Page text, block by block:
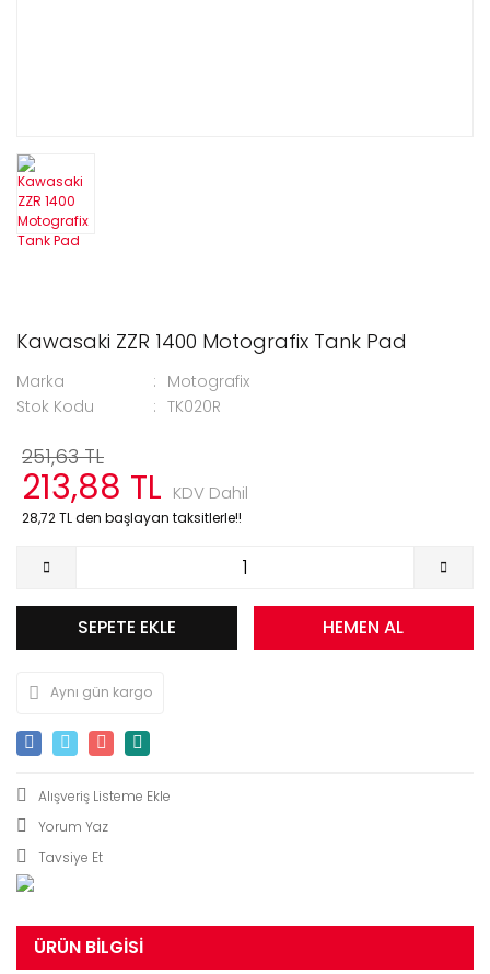
Kawasaki ZZR 1400 Motografix Tank Pad
Marka
Motografix
Stok Kodu
TK020R
251,63 TL
213,88 TL KDV Dahil
28,72 TL den başlayan taksitlerle!!
SEPETE EKLE HEMEN AL
Aynı gün kargo
Yorum Yaz
Tavsiye Et
ÜRÜN BILGISI